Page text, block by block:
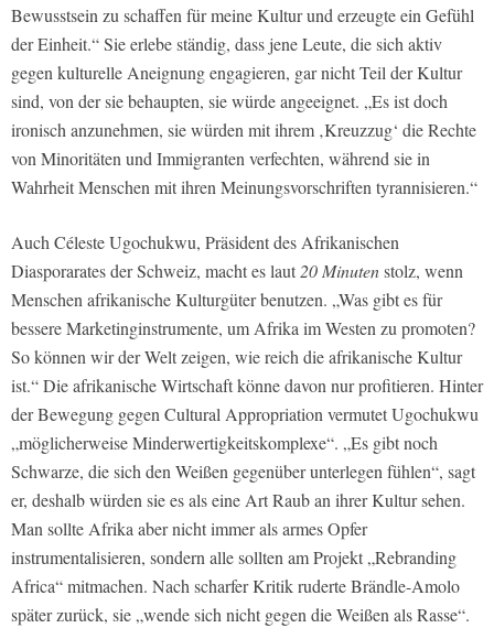
Bewusstsein zu schaffen für meine Kultur und erzeugte ein Gefühl
der Einheit.“ Sie erlebe ständig, dass jene Leute, die sich aktiv
gegen kulturelle Aneignung engagieren, gar nicht Teil der Kultur
sind, von der sie behaupten, sie würde angeeignet. „Es ist doch
ironisch anzunehmen, sie würden mit ihrem ‚Kreuzzug‘ die Rechte
von Minoritäten und Immigranten verfechten, während sie in
Wahrheit Menschen mit ihren Meinungsvorschriften tyrannisieren.“
Auch Céleste Ugochukwu, Präsident des Afrikanischen
Diasporarates der Schweiz, macht es laut20 Minutenstolz, wenn
Menschen afrikanische Kulturgüter benutzen. „Was gibt es für
bessere Marketinginstrumente, um Afrika im Westen zu promoten?
So können wir der Welt zeigen, wie reich die afrikanische Kultur
ist.“ Die afrikanische Wirtschaft könne davon nur profitieren. Hinter
der Bewegung gegen Cultural Appropriation vermutet Ugochukwu
„möglicherweise Minderwertigkeitskomplexe“. „Es gibt noch
Schwarze, die sich den Weißen gegenüber unterlegen fühlen“, sagt
er, deshalb würden sie es als eine Art Raub an ihrer Kultur sehen.
Man sollte Afrika aber nicht immer als armes Opfer
instrumentalisieren, sondern alle sollten am Projekt „Rebranding
Africa“ mitmachen. Nach scharfer Kritik ruderte Brändle-Amolo
später zurück, sie „wende sich nicht gegen die Weißen als Rasse“.